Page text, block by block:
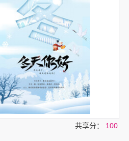
共享分： 100